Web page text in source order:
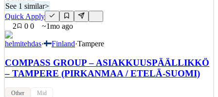
See 1 similar>
Quick Apply
2
0 0 ~1mo ago
helmitehdas· Finland·Tampere
COMPASS GROUP – ASIAKKUUSPÄÄLLIKKÖ
– TAMPERE (PIRKANMAA / ETELÄ-SUOMI)
Other Mid